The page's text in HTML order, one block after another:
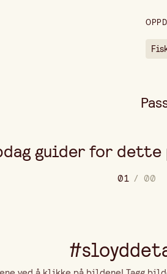
guider for
01 / 00